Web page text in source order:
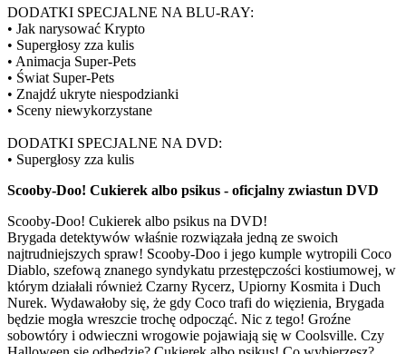
DODATKI SPECJALNE NA BLU-RAY:
• Jak narysować Krypto
• Supergłosy zza kulis
• Animacja Super-Pets
• Świat Super-Pets
• Znajdź ukryte niespodzianki
• Sceny niewykorzystane
DODATKI SPECJALNE NA DVD:
• Supergłosy zza kulis
Scooby-Doo! Cukierek albo psikus - oficjalny zwiastun DVD
Scooby-Doo! Cukierek albo psikus na DVD!
Brygada detektywów właśnie rozwiązała jedną ze swoich
najtrudniejszych spraw! Scooby-Doo i jego kumple wytropili Coco
Diablo, szefową znanego syndykatu przestępczości kostiumowej, w
którym działali również Czarny Rycerz, Upiorny Kosmita i Duch
Nurek. Wydawałoby się, że gdy Coco trafi do więzienia, Brygada
będzie mogła wreszcie trochę odpocząć. Nic z tego! Groźne
sobowtóry i odwieczni wrogowie pojawiają się w Coolsville. Czy